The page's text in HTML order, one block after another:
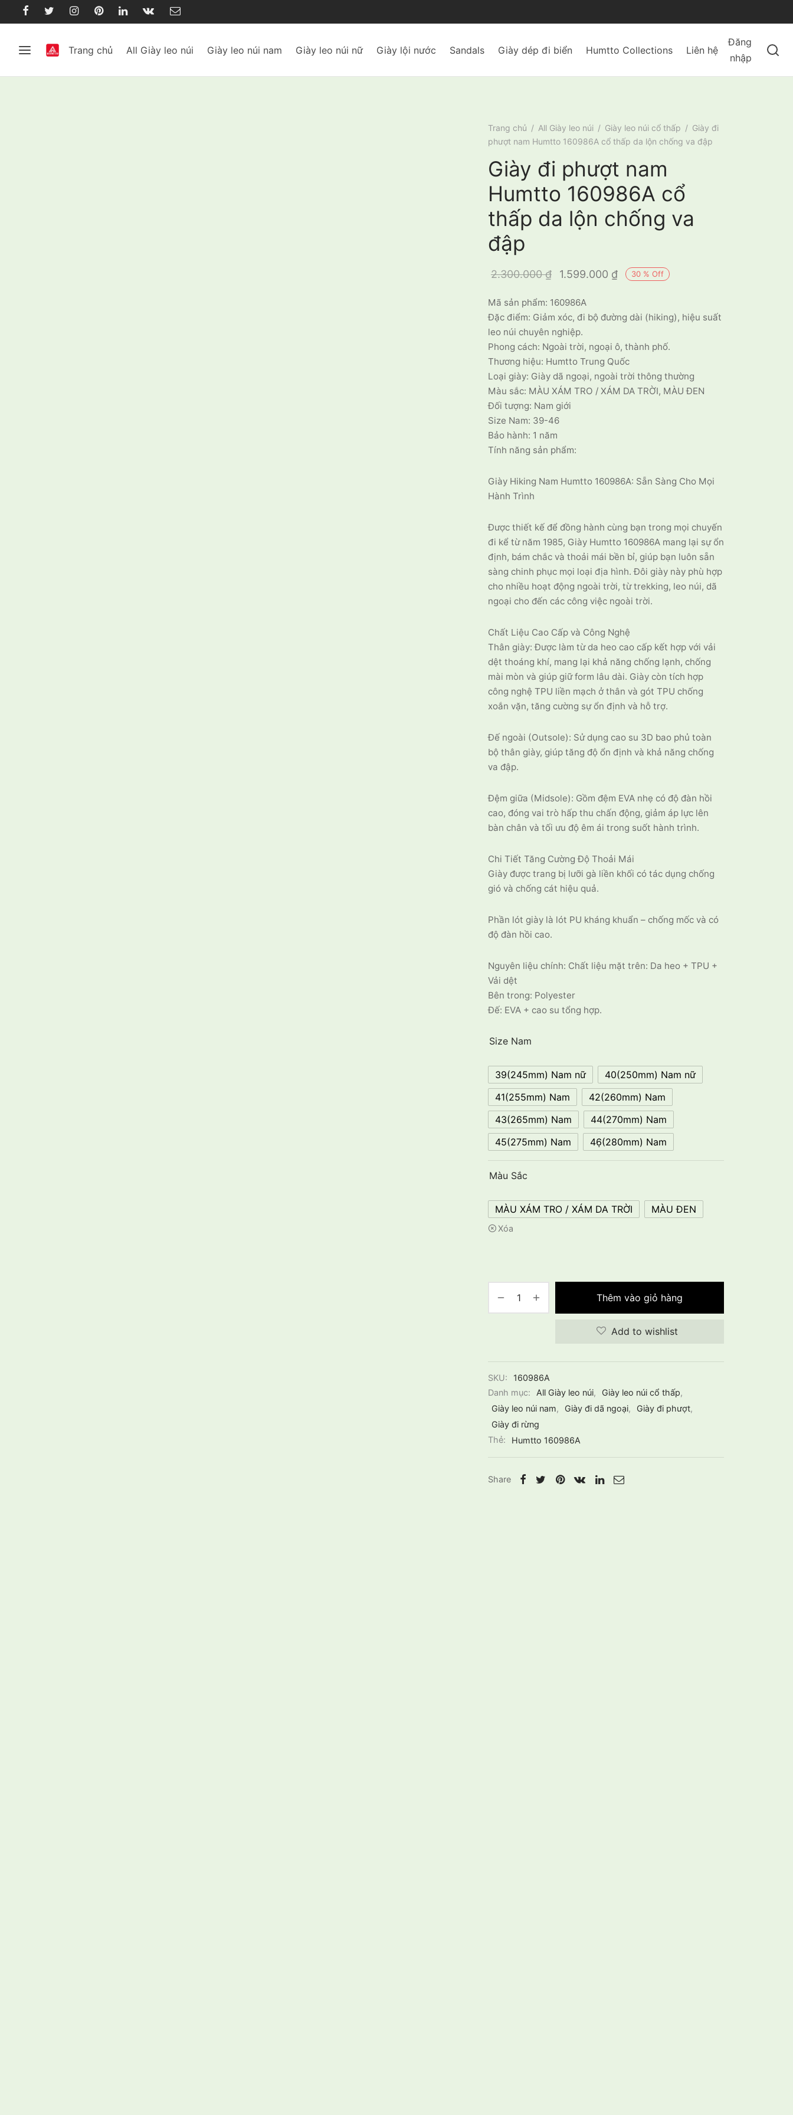
Trang chủ All Giày leo núi Giày leo núi nam Giày leo núi nữ Giày lội nước Sandals Giày dép đi biển Humtto Collections Liên hệ
Đăng
nhập
Trang chủ / All Giày leo núi / Giày leo núi cổ thấp / Giày đi
phượt nam Humtto 160986A cổ thấp da lộn chống va đập
Giày đi phượt nam
Humtto 160986A cổ
thấp da lộn chống va
đập
30 % Off
2.300.000₫
Giá gốc là:
1.599.000 ₫ Giá hiện tại
Mã sản phẩm: 160986A
Đặc điểm: Giảm xóc, đi bộ đường dài (hiking), hiệu suất
leo núi chuyên nghiệp.
Phong cách: Ngoài trời, ngoại ô, thành phố.
Thương hiệu: Humtto Trung Quốc
Loại giày: Giày dã ngoại, ngoài trời thông thường
Màu sắc: MÀU XÁM TRO / XÁM DA TRỜI, MÀU ĐEN
Đối tượng: Nam giới
Size Nam: 39-46
Bảo hành: 1 năm
Tính năng sản phẩm:
Giày Hiking Nam Humtto 160986A: Sẵn Sàng Cho Mọi
Hành Trình
Được thiết kế để đồng hành cùng bạn trong mọi chuyến
đi kể từ năm 1985, Giày Humtto 160986A mang lại sự ổn
định, bám chắc và thoải mái bền bỉ, giúp bạn luôn sẵn
sàng chinh phục mọi loại địa hình. Đôi giày này phù hợp
cho nhiều hoạt động ngoài trời, từ trekking, leo núi, dã
ngoại cho đến các công việc ngoài trời.
Chất Liệu Cao Cấp và Công Nghệ
Thân giày: Được làm từ da heo cao cấp kết hợp với vải
dệt thoáng khí, mang lại khả năng chống lạnh, chống
mài mòn và giúp giữ form lâu dài. Giày còn tích hợp
công nghệ TPU liền mạch ở thân và gót TPU chống
xoắn vặn, tăng cường sự ổn định và hỗ trợ.
Đế ngoài (Outsole): Sử dụng cao su 3D bao phủ toàn
bộ thân giày, giúp tăng độ ổn định và khả năng chống
va đập.
Đệm giữa (Midsole): Gồm đệm EVA nhẹ có độ đàn hồi
cao, đóng vai trò hấp thu chấn động, giảm áp lực lên
bàn chân và tối ưu độ êm ái trong suốt hành trình.
Chi Tiết Tăng Cường Độ Thoải Mái
Giày được trang bị lưỡi gà liền khối có tác dụng chống
gió và chống cát hiệu quả.
Phần lót giày là lót PU kháng khuẩn – chống mốc và có
độ đàn hồi cao.
Nguyên liệu chính: Chất liệu mặt trên: Da heo + TPU +
Vải dệt
Bên trong: Polyester
Đế: EVA + cao su tổng hợp.
Size Nam
39(245mm) Nam nữ
40(250mm) Nam nữ
41(255mm) Nam
42(260mm) Nam
43(265mm) Nam
44(270mm) Nam
45(275mm) Nam
46̣(280mm) Nam
Màu Sắc
MÀU XÁM TRO / XÁM DA TRỜI MÀU ĐEN
Xóa
Thêm vào giỏ hàng
Add to wishlist
SKU:
160986A
Danh mục:
All Giày leo núi, Giày leo núi cổ thấp,
Giày leo núi nam, Giày đi dã ngoại, Giày đi phượt,
Giày đi rừng
Thẻ:
Humtto 160986A
Share